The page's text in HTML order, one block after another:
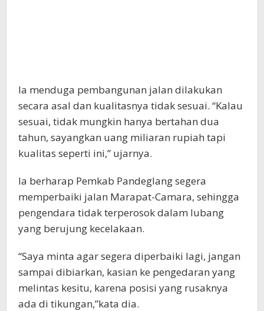
Ia menduga pembangunan jalan dilakukan
secara asal dan kualitasnya tidak sesuai. “Kalau
sesuai, tidak mungkin hanya bertahan dua
tahun, sayangkan uang miliaran rupiah tapi
kualitas seperti ini,” ujarnya.
Ia berharap Pemkab Pandeglang segera
memperbaiki jalan Marapat-Camara, sehingga
pengendara tidak terperosok dalam lubang
yang berujung kecelakaan.
“Saya minta agar segera diperbaiki lagi, jangan
sampai dibiarkan, kasian ke pengedaran yang
melintas kesitu, karena posisi yang rusaknya
ada di tikungan,”kata dia.